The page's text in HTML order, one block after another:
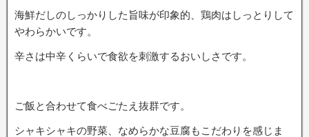
海鮮だしのしっかりした旨味が印象的、鶏肉はしっとりして
やわらかいです。
辛さは中辛くらいで食欲を刺激するおいしさです。
ご飯と合わせて食べごたえ抜群です。
シャキシャキの野菜、なめらかな豆腐もこだわりを感じま